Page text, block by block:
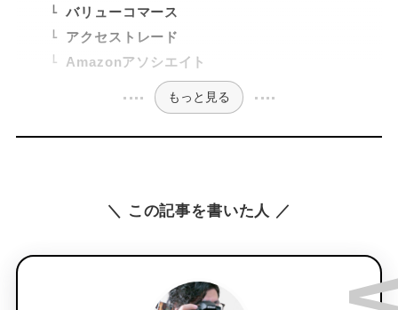
バリューコマース
アクセストレード
Amazonアソシエイト
もっと見る
＼ この記事を書いた人 ／